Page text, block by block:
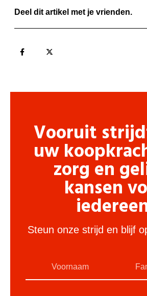
Deel dit artikel met je vrienden.
Vooruit
uw
zorg en
kansen
Steun onze strijd en blijf